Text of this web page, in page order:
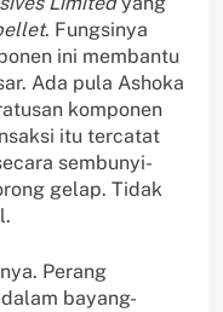
. Fungsinya
ini membantu
Ada pula Ashoka
komponen
itu tercatat
sembunyi-
gelap. Tidak
Perang
bayang-